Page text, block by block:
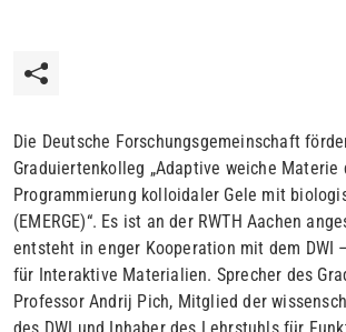
Die Deutsche Forschungsgemeinschaft
Graduiertenkolleg „Adaptive weiche Materie
Programmierung kolloidaler Gele mit
(EMERGE)“. Es ist an der RWTH Aachen
entsteht in enger Kooperation mit dem DWI
für Interaktive Materialien. Sprecher des
Professor Andrij Pich, Mitglied der